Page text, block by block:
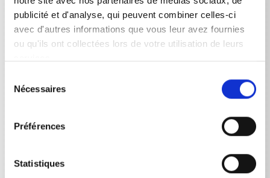
publicité et d'analyse, qui peuvent combiner celles-ci
avec d'autres informations que vous leur avez fournies
ou qu'ils ont collectées lors de votre utilisation de leurs
Nécessaires
Préférences
Statistiques
Poids
Adaptateur WAP-Kränzle
0,1225kg